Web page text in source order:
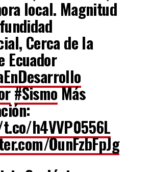
local. Magnitud
Cerca de la
Ecuador
#SismoMás
h4VVP0556L
OunFzbFpJg